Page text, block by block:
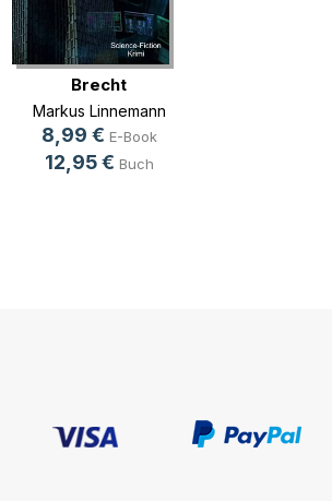
Brecht
Markus Linnemann
8,99 € E-Book
12,95 € Buch